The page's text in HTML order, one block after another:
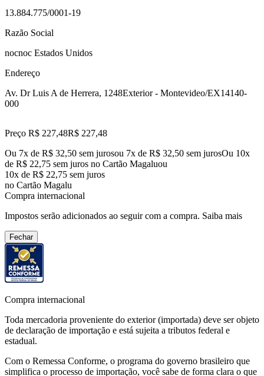
13.884.775/0001-19
Razão Social
nocnoc Estados Unidos
Endereço
Av. Dr Luis A de Herrera, 1248Exterior - Montevideo/EX14140-
000
Preço R$ 227,48R$ 227,48
Ou 7x de R$ 32,50 sem jurosou 7x de R$ 32,50 sem jurosOu 10x
de R$ 22,75 sem juros no Cartão Magaluou
10x de R$ 22,75 sem juros
no Cartão Magalu
Compra internacional
Impostos serão adicionados ao seguir com a compra. Saiba mais
Fechar
Compra internacional
Toda mercadoria proveniente do exterior (importada) deve ser objeto
de declaração de importação e está sujeita a tributos federal e
estadual.
Com o Remessa Conforme, o programa do governo brasileiro que
simplifica o processo de importação, você sabe de forma clara o que